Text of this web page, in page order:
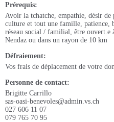
Prérequis
Avoir la tchatche, empathie, désir de
culture et tout une famille, patience,
réseau social / familial, être
Nendaz ou dans un rayon de 10 km
Défraiement
Vos frais de déplacement de votre
Personne de contact
Brigitte Carrillo
sas-oasi-benevoles@admin.vs.ch
027 606 11 07
079 765 70 95